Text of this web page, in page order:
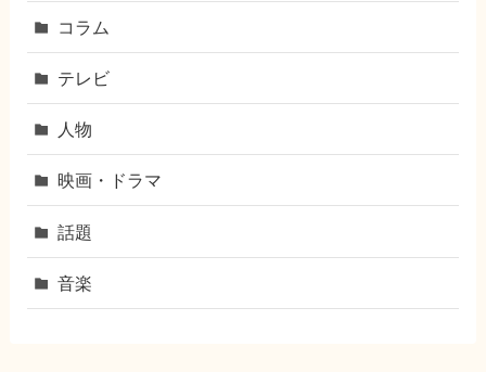
コラム
テレビ
人物
映画・ドラマ
話題
音楽